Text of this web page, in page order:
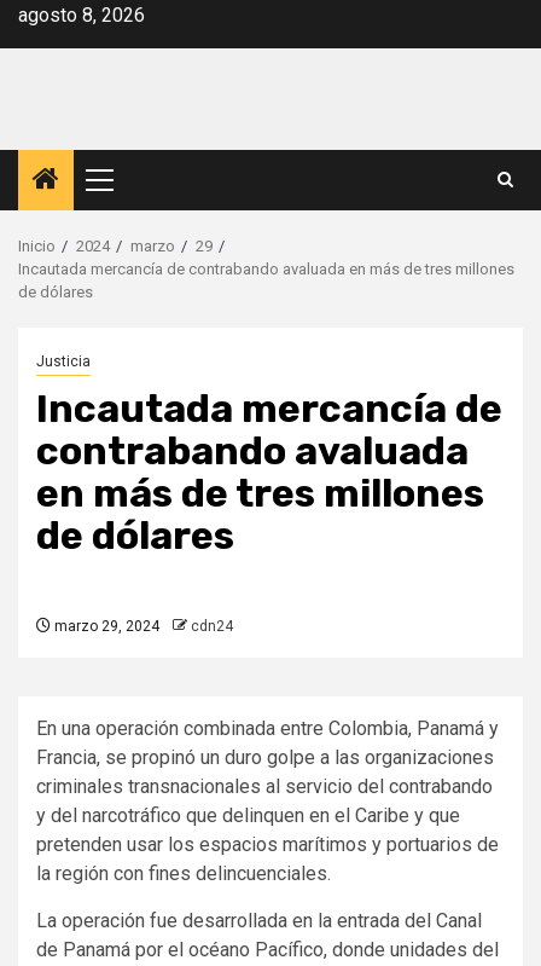
Saltar
agosto 8, 2026
Menú
principal
Inicio 2024 marzo
29
Incautada mercancía de contrabando avaluada en más de tres millones
de dólares
Justicia
Incautada mercancía de
contrabando avaluada
en más de tres millones
de dólares
marzo 29, 2024 cdn24
En una operación combinada entre Colombia, Panamá y
Francia, se propinó un duro golpe a las organizaciones
criminales transnacionales al servicio del contrabando
y del narcotráfico que delinquen en el Caribe y que
pretenden usar los espacios marítimos y portuarios de
la región con fines delincuenciales.
La operación fue desarrollada en la entrada del Canal
de Panamá por el océano Pacífico, donde unidades del